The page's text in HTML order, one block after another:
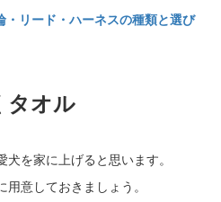
・リード・ハーネスの種類と選び
タオル
を家に上げると思います。
意しておきましょう。